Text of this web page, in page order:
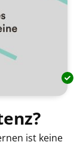
ist keine